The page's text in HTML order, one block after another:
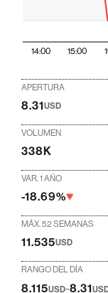
14:00 15:00
APERTURA
8.31USD
VOLUMEN
338K
VAR. 1 AÑO
-18.69%
MÁX. 52 SEMANAS
11.535USD
RANGO DEL DÍA
8.115USD-8.31